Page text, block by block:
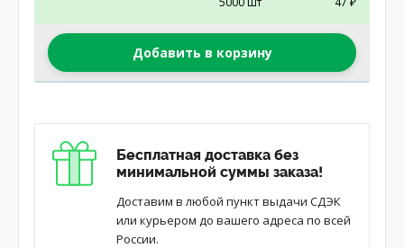
Добавить в корзину
Бесплатная доставка без
минимальной суммы заказа!
Доставим в любой пункт выдачи СДЭК
или курьером до вашего адреса по всей
России.